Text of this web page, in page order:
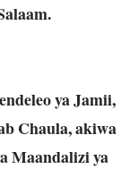
ya Jamii,
Chaula, akiwa
Maandalizi ya